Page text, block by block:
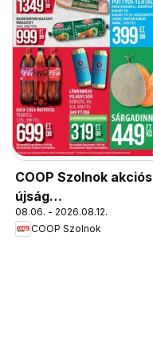
COOP Szolnok akciós
újság
Békésszentandrás
08.06. - 2026.08.12.
COOP Szolnok